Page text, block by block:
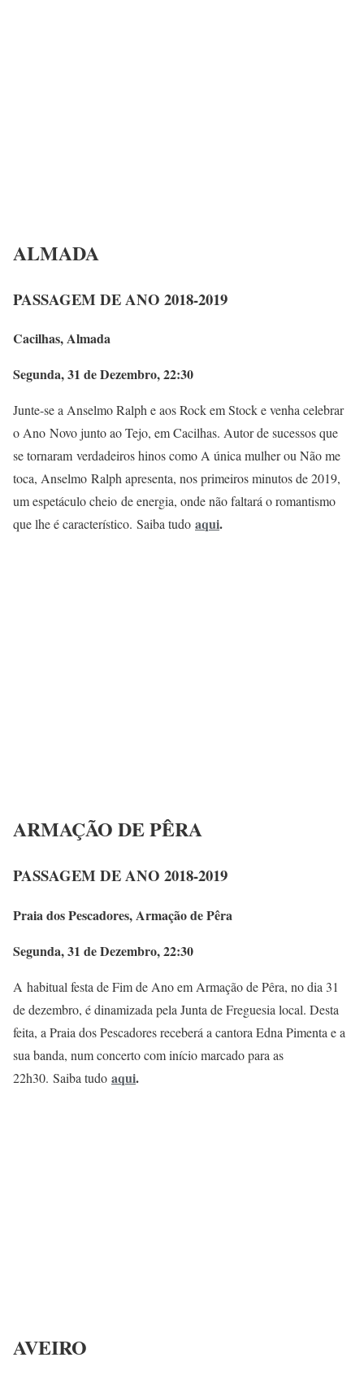
ALMADA
PASSAGEM DE ANO 2018-2019
Cacilhas, Almada
Segunda, 31 de Dezembro, 22:30
Junte-se a Anselmo Ralph e aos Rock em Stock e venha celebrar
o Ano Novo junto ao Tejo, em Cacilhas. Autor de sucessos que
se tornaram verdadeiros hinos como A única mulher ou Não me
toca, Anselmo Ralph apresenta, nos primeiros minutos de 2019,
um espetáculo cheio de energia, onde não faltará o romantismo
que lhe é característico. Saiba tudo aqui.
ARMAÇÃO DE PÊRA
PASSAGEM DE ANO 2018-2019
Praia dos Pescadores, Armação de Pêra
Segunda, 31 de Dezembro, 22:30
A habitual festa de Fim de Ano em Armação de Pêra, no dia 31
de dezembro, é dinamizada pela Junta de Freguesia local. Desta
feita, a Praia dos Pescadores receberá a cantora Edna Pimenta e a
sua banda, num concerto com início marcado para as
22h30. Saiba tudo aqui.
AVEIRO